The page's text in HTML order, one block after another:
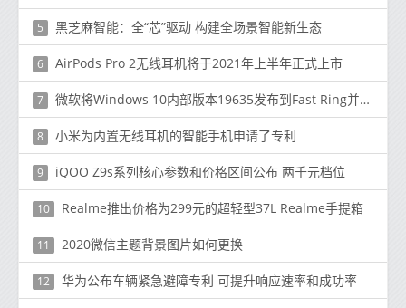
5 黑芝麻智能：全“芯”驱动 构建全场景智能新生态
6 AirPods Pro 2无线耳机将于2021年上半年正式上市
7 微软将Windows 10内部版本19635发布到Fast Ring并提供更多修复
8 小米为内置无线耳机的智能手机申请了专利
9 iQOO Z9s系列核心参数和价格区间公布 两千元档位
10 Realme推出价格为299元的超轻型37L Realme手提箱
11 2020微信主题背景图片如何更换
12 华为公布车辆紧急避障专利 可提升响应速率和成功率